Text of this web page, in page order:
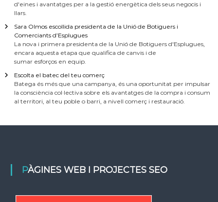
d'eines i avantatges per a la gestió energètica dels seus negocis i
llars.
Sara Olmos escollida presidenta de la Unió de Botiguers i
Comerciants d’Esplugues
La nova i primera presidenta de la Unió de Botiguers d'Esplugues,
encara aquesta etapa que qualifica de canvis i de
sumar esforços en equip.
Escolta el batec del teu comerç
Batega és més que una campanya, és una oportunitat per impulsar
la consciència col·lectiva sobre els avantatges de la compra i consum
al territori, al teu poble o barri, a nivell comerç i restauració.
PÀGINES WEB I PROJECTES SEO